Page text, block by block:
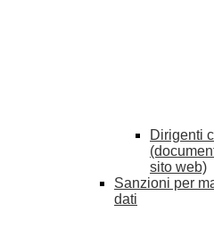
Dirigenti
sito web)
Sanzioni per
dati